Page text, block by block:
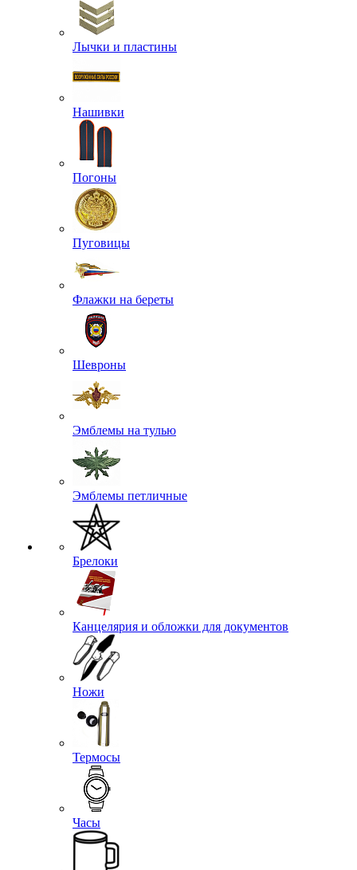
Лычки и пластины
Нашивки
Погоны
Пуговицы
Флажки на береты
Шевроны
Эмблемы на тулью
Эмблемы петличные
Брелоки
Канцелярия и обложки для документов
Ножи
Термосы
Часы